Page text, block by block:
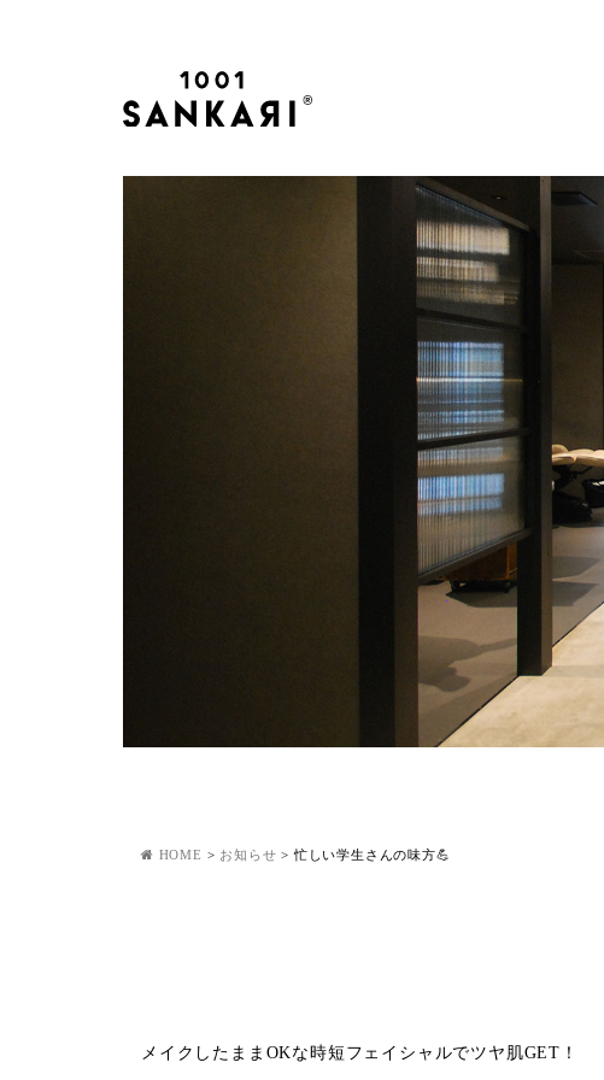
HOME > お知らせ >忙しい学生さんの味方💪
メイクしたまま OKな時短フェイシャルでツヤ肌GET ！